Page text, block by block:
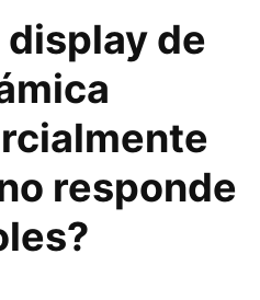
display de
responde